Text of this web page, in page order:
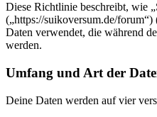
Diese Richtlinie beschreibt, wie
(„https://suikoversum.de/
Daten verwendet, die während
werden.
Umfang und Art der
Deine Daten werden auf vier